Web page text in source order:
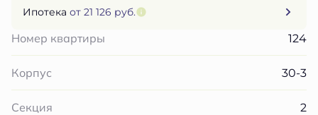
Ипотека от 21 126 руб.
Номер квартиры 124
Корпус 30-3
Секция 2